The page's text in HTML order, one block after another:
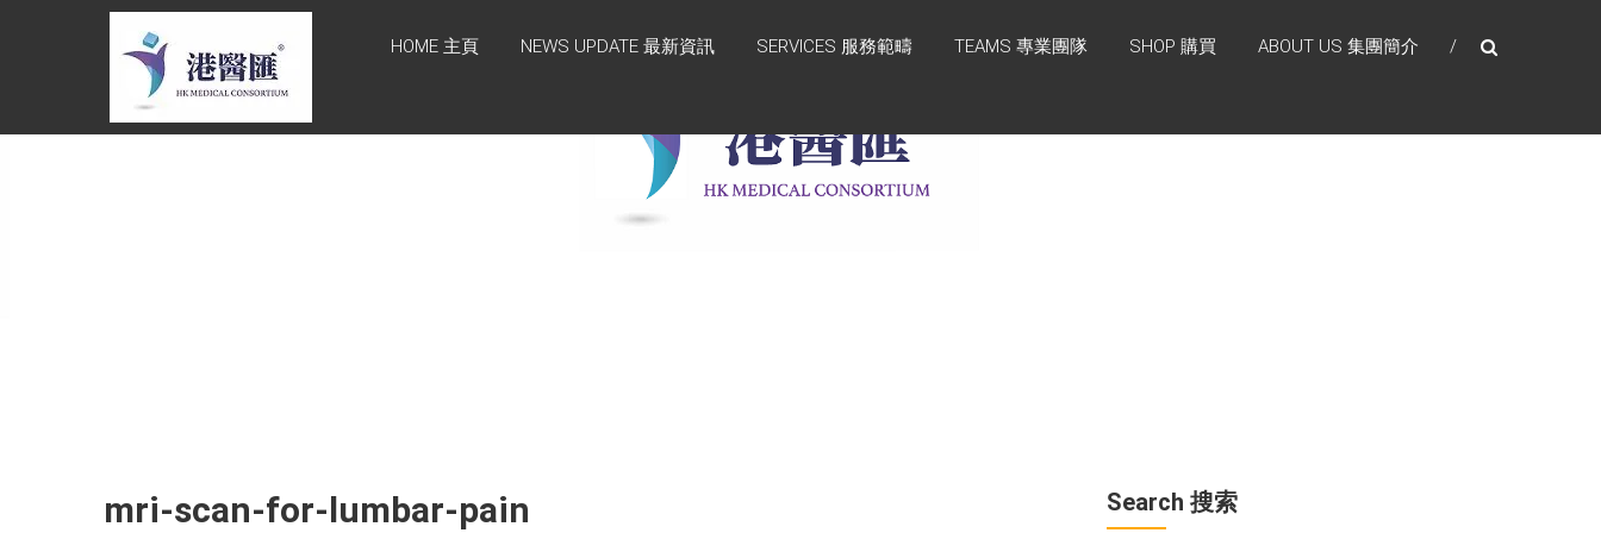
HONG KONG
MEDICAL
CONSORTIUM
至 Email:
enquiry@hkmcgroup.com
HOME 主頁 NEWS UPDATE 最新資訊 SERVICES 服務範疇 TEAMS 專業團隊 SHOP 購買 ABOUT US 集團簡介
mri-scan-for-lumbar-pain Search 搜索